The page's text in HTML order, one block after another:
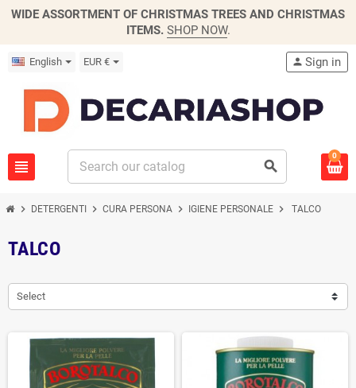
WIDE ASSORTMENT OF CHRISTMAS TREES AND CHRISTMAS
ITEMS. SHOP NOW.
English EUR €
view_headline search
person Sign in
0
chevron_right DETERGENTI chevron_right CURA PERSONA chevron_right IGIENE PERSONALE chevron_right TALCO
TALCO
Select